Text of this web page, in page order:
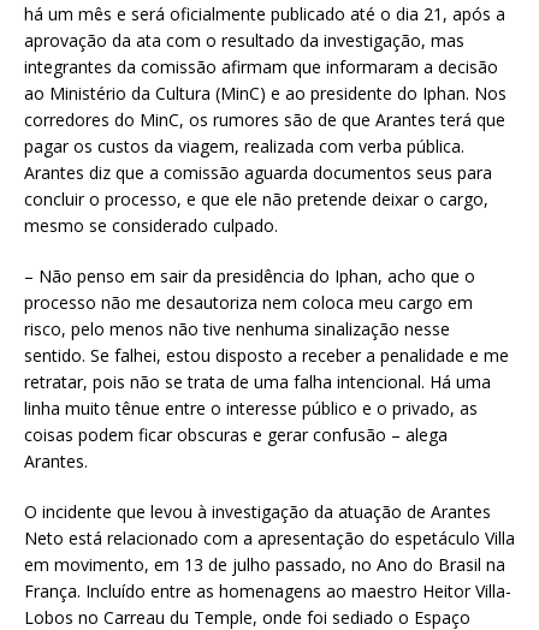
há um mês e será oficialmente publicado até o dia 21, após a
aprovação da ata com o resultado da investigação, mas
integrantes da comissão afirmam que informaram a decisão
ao Ministério da Cultura (MinC) e ao presidente do Iphan. Nos
corredores do MinC, os rumores são de que Arantes terá que
pagar os custos da viagem, realizada com verba pública.
Arantes diz que a comissão aguarda documentos seus para
concluir o processo, e que ele não pretende deixar o cargo,
mesmo se considerado culpado.
– Não penso em sair da presidência do Iphan, acho que o
processo não me desautoriza nem coloca meu cargo em
risco, pelo menos não tive nenhuma sinalização nesse
sentido. Se falhei, estou disposto a receber a penalidade e me
retratar, pois não se trata de uma falha intencional. Há uma
linha muito tênue entre o interesse público e o privado, as
coisas podem ficar obscuras e gerar confusão – alega
Arantes.
O incidente que levou à investigação da atuação de Arantes
Neto está relacionado com a apresentação do espetáculo Villa
em movimento, em 13 de julho passado, no Ano do Brasil na
França. Incluído entre as homenagens ao maestro Heitor Villa-
Lobos no Carreau du Temple, onde foi sediado o Espaço